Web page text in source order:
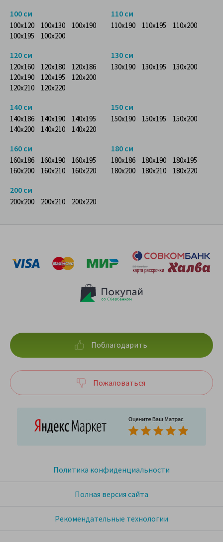
100 см
100x120 100x130
100x190
100x195
100x200
110 см
110x190 110x195 110x200
120 см
120x160 120x180
120x186
120x190
120x195
120x200
120x210
120x220
130 см
130x190 130x195 130x200
140 см
140x186 140x190
140x195
140x200
140x210 140x220
150 см
150x190 150x195 150x200
160 см
160x186 160x190
160x195
160x200
160x210 160x220
180 см
180x186 180x190
180x195
180x200
180x210 180x220
200 см
200x200 200x210 200x220
Политика конфиденциальности
Полная версия сайта
Рекомендательные технологии
Поблагодарить
Пожаловаться